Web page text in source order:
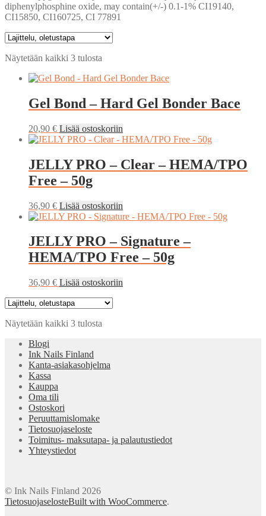
diphenylphosphine oxide, may contain(+/-) 0.1-1% CI19140,
CI15850, CI160725, CI 77891
Näytetään kaikki 3 tulosta
Gel Bond – Hard Gel Bonder Bace
20,90 € Lisää ostoskoriin
JELLY PRO – Clear – HEMA/TPO
Free – 50g
36,90 € Lisää ostoskoriin
JELLY PRO – Signature –
HEMA/TPO Free – 50g
36,90 € Lisää ostoskoriin
Näytetään kaikki 3 tulosta
Blogi
Ink Nails Finland
Kanta-asiakasohjelma
Kassa
Kauppa
Oma tili
Ostoskori
Peruuttamislomake
Tietosuojaseloste
Toimitus- maksutapa- ja palautustiedot
Yhteystiedot
© Ink Nails Finland 2026
TietosuojaselosteBuilt with WooCommerce.